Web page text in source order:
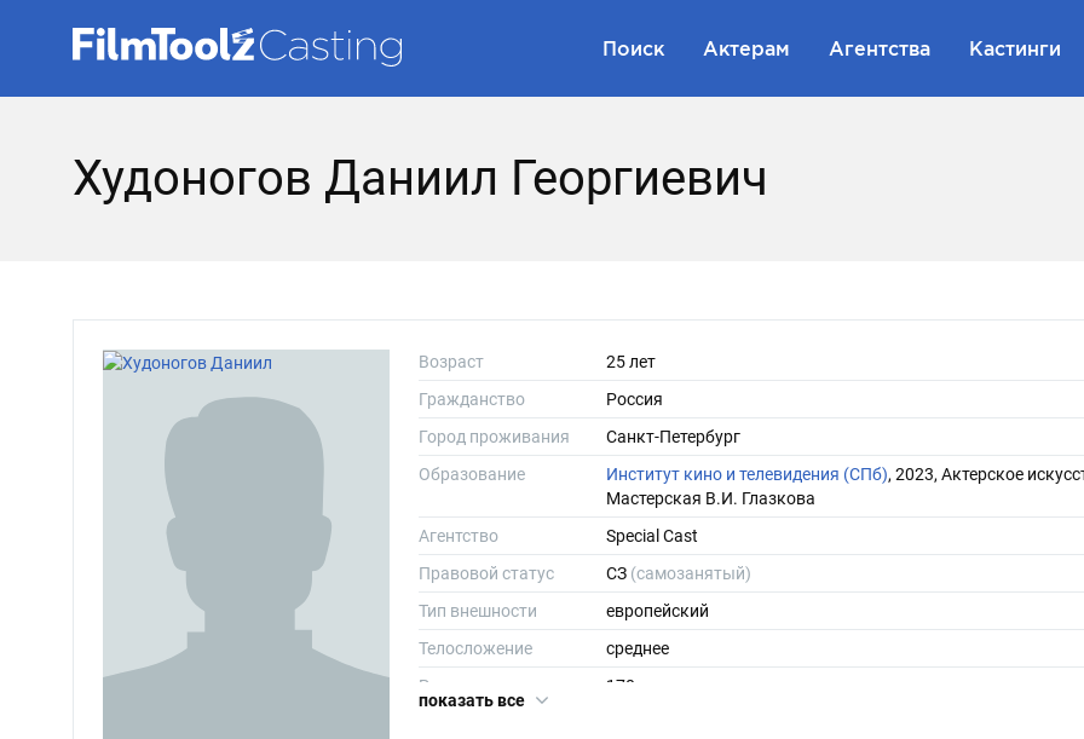
Поиск Актерам Агентства Кастинги
Худоногов Даниил Георгиевич
Возраст
25 лет
Гражданство
Россия
Город проживания
Санкт-Петербург
Образование
Институт кино и телевидения (СПб), 2023, Актерское
Мастерская В.И. Глазкова
Агентство
Special Cast
Правовой статус
СЗ (самозанятый)
Тип внешности
европейский
Телосложение
среднее
Рост
170
показать все